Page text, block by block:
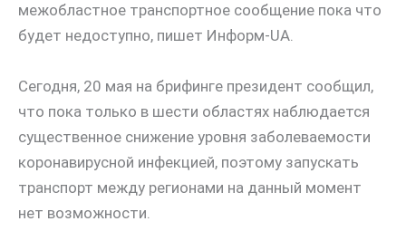
межобластное транспортное сообщение пока что
будет недоступно, пишет Информ-UA.
Сегодня, 20 мая на брифинге президент сообщил,
что пока только в шести областях наблюдается
существенное снижение уровня заболеваемости
коронавирусной инфекцией, поэтому запускать
транспорт между регионами на данный момент
нет возможности.